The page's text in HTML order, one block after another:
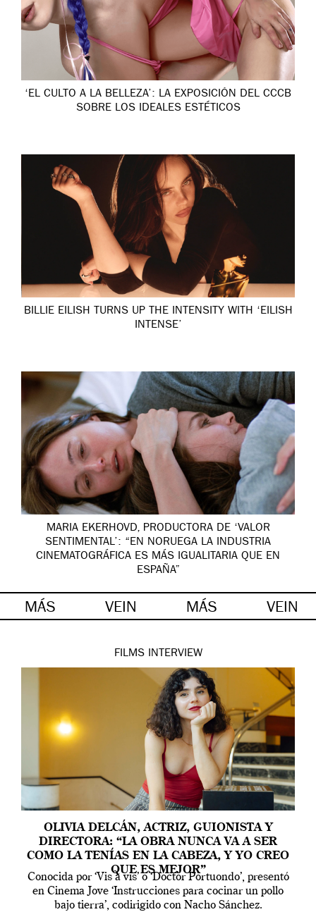
‘EL CULTO A LA BELLEZA’: LA EXPOSICIÓN DEL CCCB
SOBRE LOS IDEALES ESTÉTICOS
BILLIE EILISH TURNS UP THE INTENSITY WITH ‘EILISH
INTENSE’
MARIA EKERHOVD, PRODUCTORA DE ‘VALOR
SENTIMENTAL’: “EN NORUEGA LA INDUSTRIA
CINEMATOGRÁFICA ES MÁS IGUALITARIA QUE EN
ESPAÑA”
MÁS VEIN MÁS VEIN
FILMS INTERVIEW
OLIVIA DELCÁN, ACTRIZ, GUIONISTA Y
DIRECTORA: “LA OBRA NUNCA VA A SER
COMO LA TENÍAS EN LA CABEZA, Y YO CREO
QUE ES MEJOR”
Conocida por ‘Vis a vis’ o ‘Doctor Portuondo’, presentó
en Cinema Jove ‘Instrucciones para cocinar un pollo
bajo tierra’, codirigido con Nacho Sánchez.